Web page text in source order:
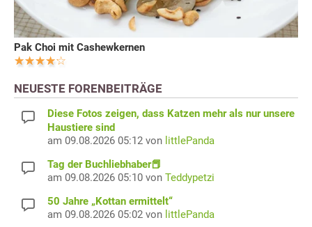
Pak Choi mit Cashewkernen
NEUESTE FORENBEITRÄGE
Diese Fotos zeigen, dass Katzen mehr als nur unsere
Haustiere sind
am 09.08.2026 05:12 von littlePanda
Tag der Buchliebhaber📕
am 09.08.2026 05:10 von Teddypetzi
50 Jahre „Kottan ermittelt“
am 09.08.2026 05:02 von littlePanda